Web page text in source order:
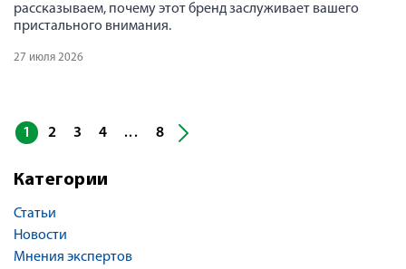
рассказываем, почему этот бренд заслуживает вашего
пристального внимания.
27 июля 2026
1 2 3 4 ... 8
Категории
Статьи
Новости
Мнения экспертов